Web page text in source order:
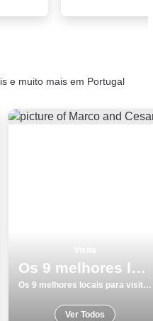
e muito mais em Portugal
Os 9 melhores locais para visitar em Viseu
Os 9 melhores locais para visitar em Viseu
Ver Todos